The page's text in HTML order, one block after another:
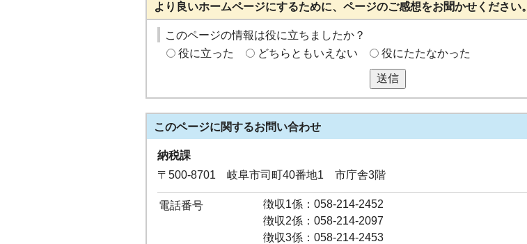
より良いホームページにするために、ページのご感想をお聞かせください。
このページの情報は役に立ちましたか？
役に立った
どちらともいえない 役にたたなかった
送信
このページに関するお問い合わせ
納税課
〒500-8701 岐阜市司町40番地1 市庁舎3階
電話番号
徴収1係：058-214-2452
徴収2係：058-214-2097
徴収3係：058-214-2453